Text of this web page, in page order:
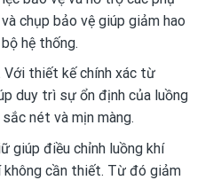
chụp bảo vệ giúp giảm hao
hệ thống.
Với thiết kế chính xác từ
duy trì sự ổn định của luồng
nét và mịn màng.
giúp điều chỉnh luồng khí
không cần thiết. Từ đó giảm